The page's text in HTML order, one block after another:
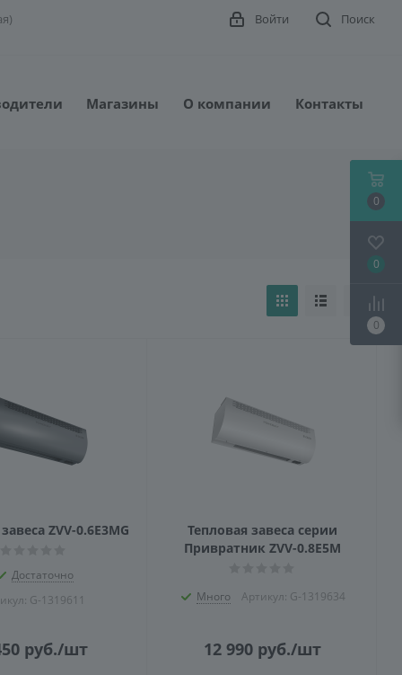
Поиск
Войти
Магазины О компании Контакты
ZVV-0.6E3MG
Достаточно
G-1319611
руб./шт
Тепловая завеса серии
Привратник ZVV-0.8E5M
Много Артикул: G-1319634
12 990руб./шт
0
0
0